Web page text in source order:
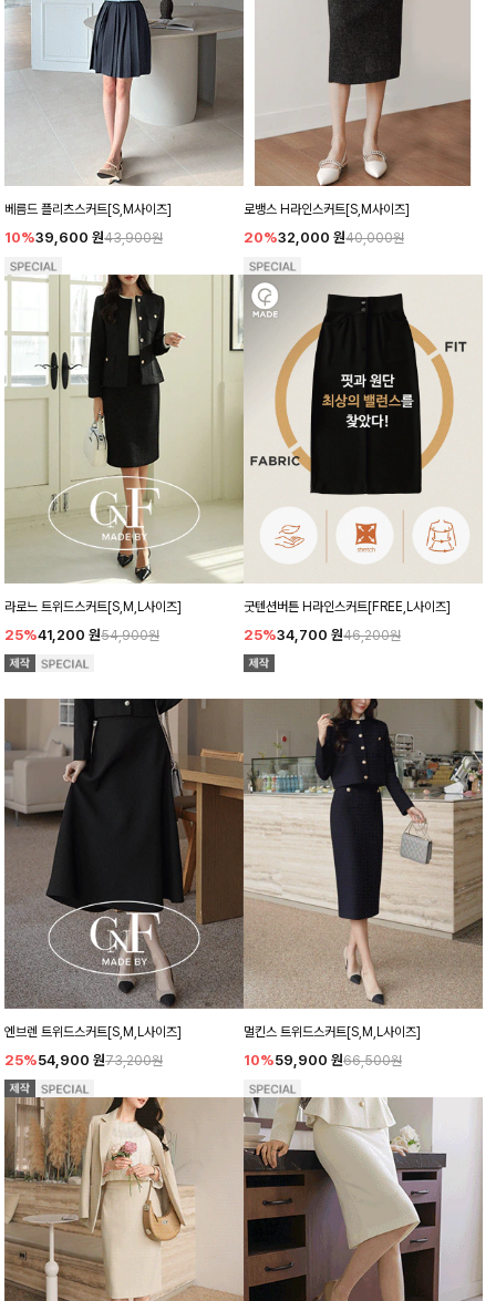
베름드 플리츠스커트[S,M사이즈]
10%39,600 원43,900원
로뱅스 H라인스커트[S,M사이즈]
20%32,000 원40,000원
라로느 트위드스커트[S,M,L사이즈]
25%41,200 원54,900원
굿텐션버튼 H라인스커트[FREE,L사이즈]
25%34,700 원46,200원
엔브렌 트위드스커트[S,M,L사이즈]
25%54,900 원73,200원
멀킨스 트위드스커트[S,M,L사이즈]
10%59,900 원66,500원